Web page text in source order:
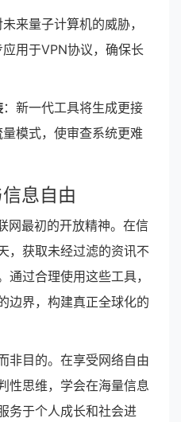
未来量子计算机的威胁，
用于VPN协议，确保长
：新一代工具将生成更接
模式，使审查系统更难
息自由
网最初的开放精神。在信
，获取未经过滤的资讯不
过合理使用这些工具，
边界，构建真正全球化的
非目的。在享受网络自由
性思维，学会在海量信息
务于个人成长和社会进